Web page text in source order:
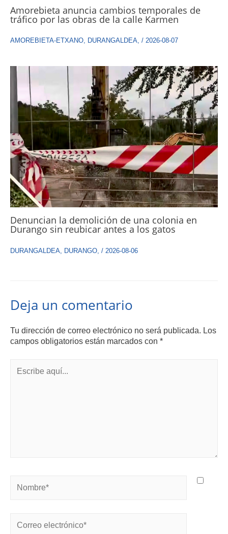
Amorebieta anuncia cambios temporales de
tráfico por las obras de la calle Karmen
AMOREBIETA-ETXANO, DURANGALDEA, / 2026-08-07
Denuncian la demolición de una colonia en
Durango sin reubicar antes a los gatos
DURANGALDEA DURANGO / 2026-08-06
Deja un comentario
Tu dirección de correo electrónico no será publicada. Los
campos obligatorios están marcados con *